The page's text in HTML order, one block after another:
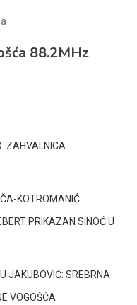
88.2MHz
ZAHVALNICA
KOTROMANIĆ
PRIKAZAN SINOĆ U
JAKUBOVIĆ: SREBRNA
VOGOŠĆA